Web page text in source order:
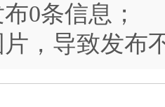
0条信息；
，导致发布